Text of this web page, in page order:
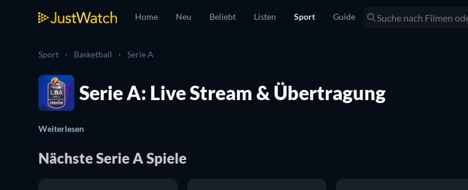
Home Neu Beliebt Listen Sport Guide
Sport Basketball Serie A
Serie A: Live Stream & Übertragung
Weiterlesen
Nächste Serie A Spiele